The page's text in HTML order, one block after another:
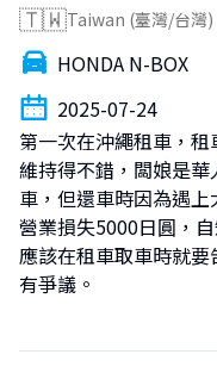
🇹🇼Taiwan (臺灣/台灣)
HONDA N-BOX
2025-07-24
第一次在沖繩租車，
維持得不錯，闆娘是
車，但還車時因為遇
營業損失5000日圓，
應該在租車取車時就
有爭議。